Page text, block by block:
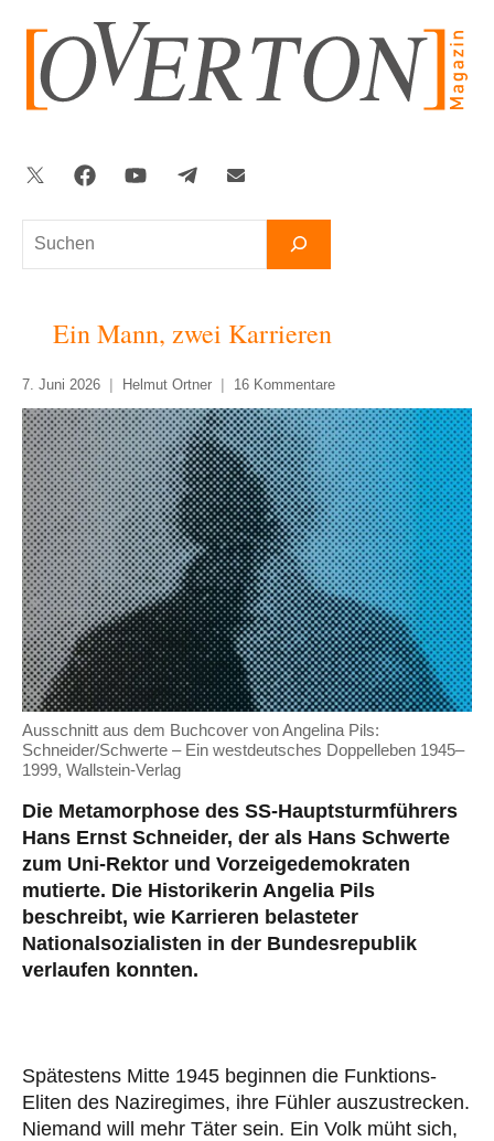
springen
Suchen
Twitter FacebookYouTubeTelegram
Ein Mann, zwei Karrieren
7. Juni 2026 Helmut Ortner 16 Kommentare
Ausschnitt aus dem Buchcover von Angelina Pils:
Schneider/Schwerte – Ein westdeutsches Doppelleben 1945–
1999, Wallstein-Verlag
Die Metamorphose des SS-Hauptsturmführers
Hans Ernst Schneider, der als Hans Schwerte
zum Uni-Rektor und Vorzeigedemokraten
mutierte. Die Historikerin Angelia Pils
beschreibt, wie Karrieren belasteter
Nationalsozialisten in der Bundesrepublik
verlaufen konnten.
Spätestens Mitte 1945 beginnen die Funktions-
Eliten des Naziregimes, ihre Fühler auszustrecken.
Niemand will mehr Täter sein. Ein Volk müht sich,